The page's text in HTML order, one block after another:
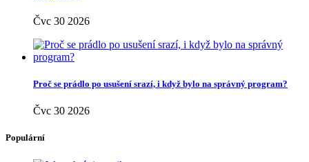
Čvc 30 2026
Proč se prádlo po usušení srazí, i když bylo na správný program?
Čvc 30 2026
Populární